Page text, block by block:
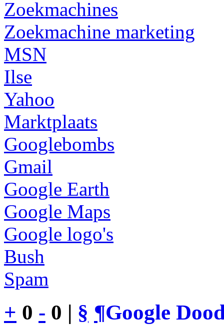
Zoekmachines
Zoekmachine marketing
MSN
Ilse
Yahoo
Marktplaats
Googlebombs
Gmail
Google Earth
Google Maps
Google logo's
Bush
Spam
+ 0 - 0 | § ¶Google